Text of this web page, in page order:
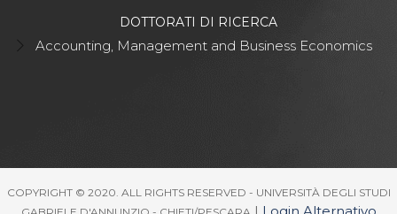
DOTTORATI DI RICERCA
Accounting, Management and Business Economics
COPYRIGHT © 2020. ALL RIGHTS RESERVED - UNIVERSITÀ DEGLI STUDI
| Login Alternativo